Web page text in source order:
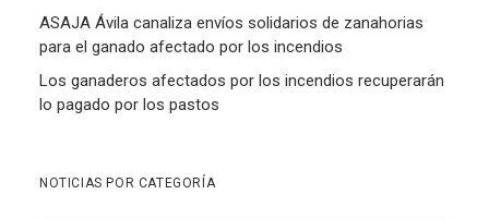
ASAJA Ávila canaliza envíos solidarios de zanahorias
para el ganado afectado por los incendios
Los ganaderos afectados por los incendios recuperarán
lo pagado por los pastos
NOTICIAS POR CATEGORÍA